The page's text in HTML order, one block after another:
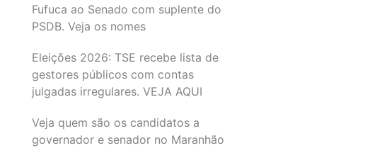
Fufuca ao Senado com suplente do
PSDB. Veja os nomes
Eleições 2026: TSE recebe lista de
gestores públicos com contas
julgadas irregulares. VEJA AQUI
Veja quem são os candidatos a
governador e senador no Maranhão